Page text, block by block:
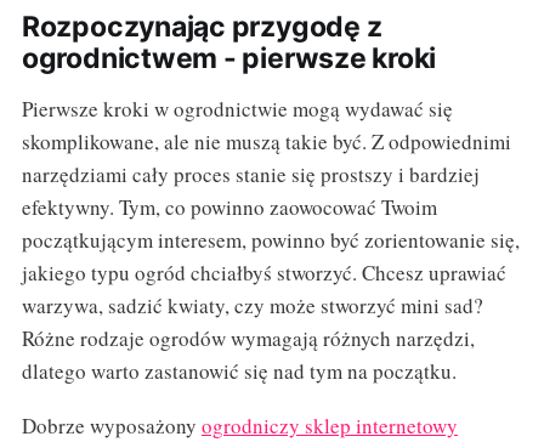
Rozpoczynając przygodę z
ogrodnictwem - pierwsze kroki
Pierwsze kroki w ogrodnictwie mogą wydawać się
skomplikowane, ale nie muszą takie być. Z odpowiednimi
narzędziami cały proces stanie się prostszy i bardziej
efektywny. Tym, co powinno zaowocować Twoim
początkującym interesem, powinno być zorientowanie się,
jakiego typu ogród chciałbyś stworzyć. Chcesz uprawiać
warzywa, sadzić kwiaty, czy może stworzyć mini sad?
Różne rodzaje ogrodów wymagają różnych narzędzi,
dlatego warto zastanowić się nad tym na początku.
Dobrze wyposażony ogrodniczy sklep internetowy